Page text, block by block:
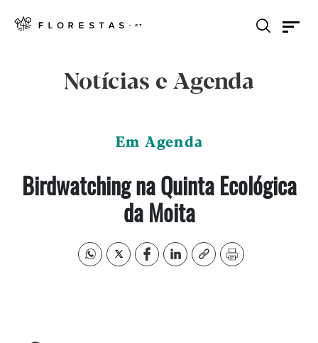
Notícias e Agenda
Em Agenda
Birdwatching na Quinta Ecológica
da Moita